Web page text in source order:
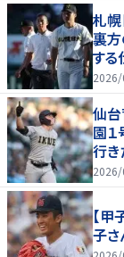
札幌
裏
する
仙台
園
行き
【甲
子さ